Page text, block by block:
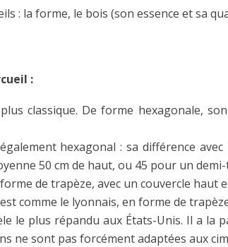
: la forme, le bois (son essence et sa
:
classique. De forme hexagonale,
hexagonal : sa différence
50 cm de haut, ou 45 pour un
de trapèze, avec un couvercle haut
comme le lyonnais, en forme de
le plus répandu aux États-Unis. Il a la
ne sont pas forcément adaptées aux